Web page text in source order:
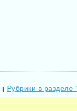
| Рубрики в